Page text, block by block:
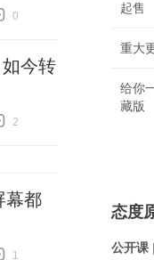
0
今转
2
幕都
1
起售
重大
给你
藏版
态度
公开课